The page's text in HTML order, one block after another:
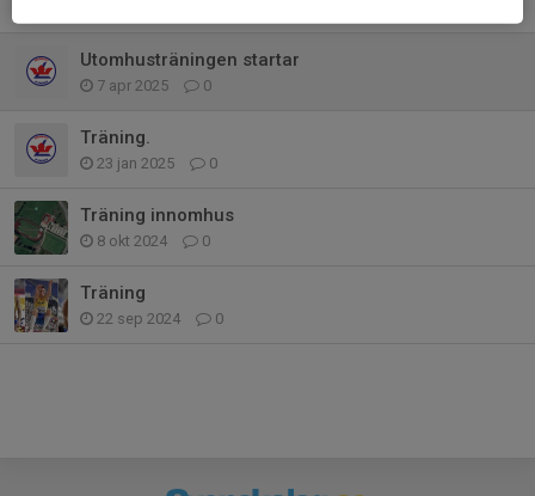
Utomhusträningen startar
7 apr 2025 0
Träning.
23 jan 2025 0
Träning innomhus
8 okt 2024 0
Träning
22 sep 2024 0